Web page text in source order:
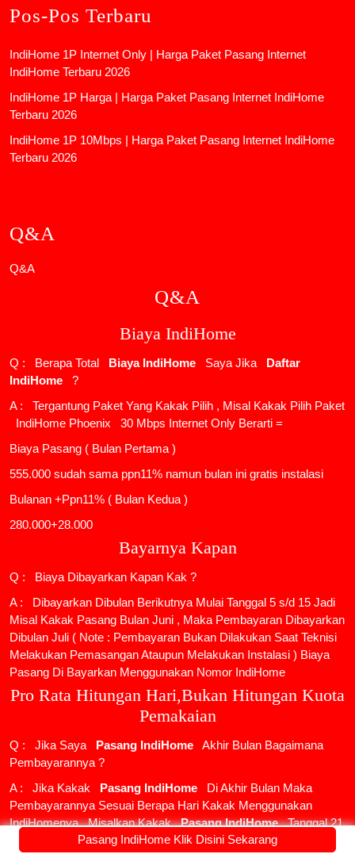
Pos-Pos Terbaru
IndiHome 1P Internet Only | Harga Paket Pasang Internet
IndiHome Terbaru 2026
IndiHome 1P Harga | Harga Paket Pasang Internet IndiHome
Terbaru 2026
IndiHome 1P 10Mbps | Harga Paket Pasang Internet IndiHome
Terbaru 2026
Q&A
Q&A
Q&A
Biaya IndiHome
Q : Berapa Total Biaya IndiHome Saya Jika
Daftar
IndiHome
?
A : Tergantung Paket Yang Kakak Pilih , Misal Kakak Pilih Paket
IndiHome Phoenix
30 Mbps Internet Only Berarti =
Biaya Pasang ( Bulan Pertama )
555.000 sudah sama ppn11% namun bulan ini gratis instalasi
Bulanan +Ppn11% ( Bulan Kedua )
280.000+28.000
Bayarnya Kapan
Q : Biaya Dibayarkan Kapan Kak ?
A : Dibayarkan Dibulan Berikutnya Mulai Tanggal 5 s/d 15 Jadi
Misal Kakak Pasang Bulan Juni , Maka Pembayaran Dibayarkan
Dibulan Juli ( Note : Pembayaran Bukan Dilakukan Saat Teknisi
Melakukan Pemasangan Ataupun Melakukan Instalasi ) Biaya
Pasang Di Bayarkan Menggunakan Nomor IndiHome
Pro Rata Hitungan Hari,Bukan Hitungan Kuota
Pemakaian
Q : Jika Saya Pasang IndiHome
Akhir Bulan Bagaimana
Pembayarannya ?
A : Jika Kakak
Pasang IndiHome
Di Akhir Bulan Maka
Pembayarannya Sesuai Berapa Hari Kakak Menggunakan
IndiHomenya , Misalkan Kakak Pasang IndiHome Tanggal 21
Juni , Maka Tinggal Kakak Hitung Saja Dari Tanggal 21 Juni Ke 5
Pasang IndiHome Klik Disini Sekarang